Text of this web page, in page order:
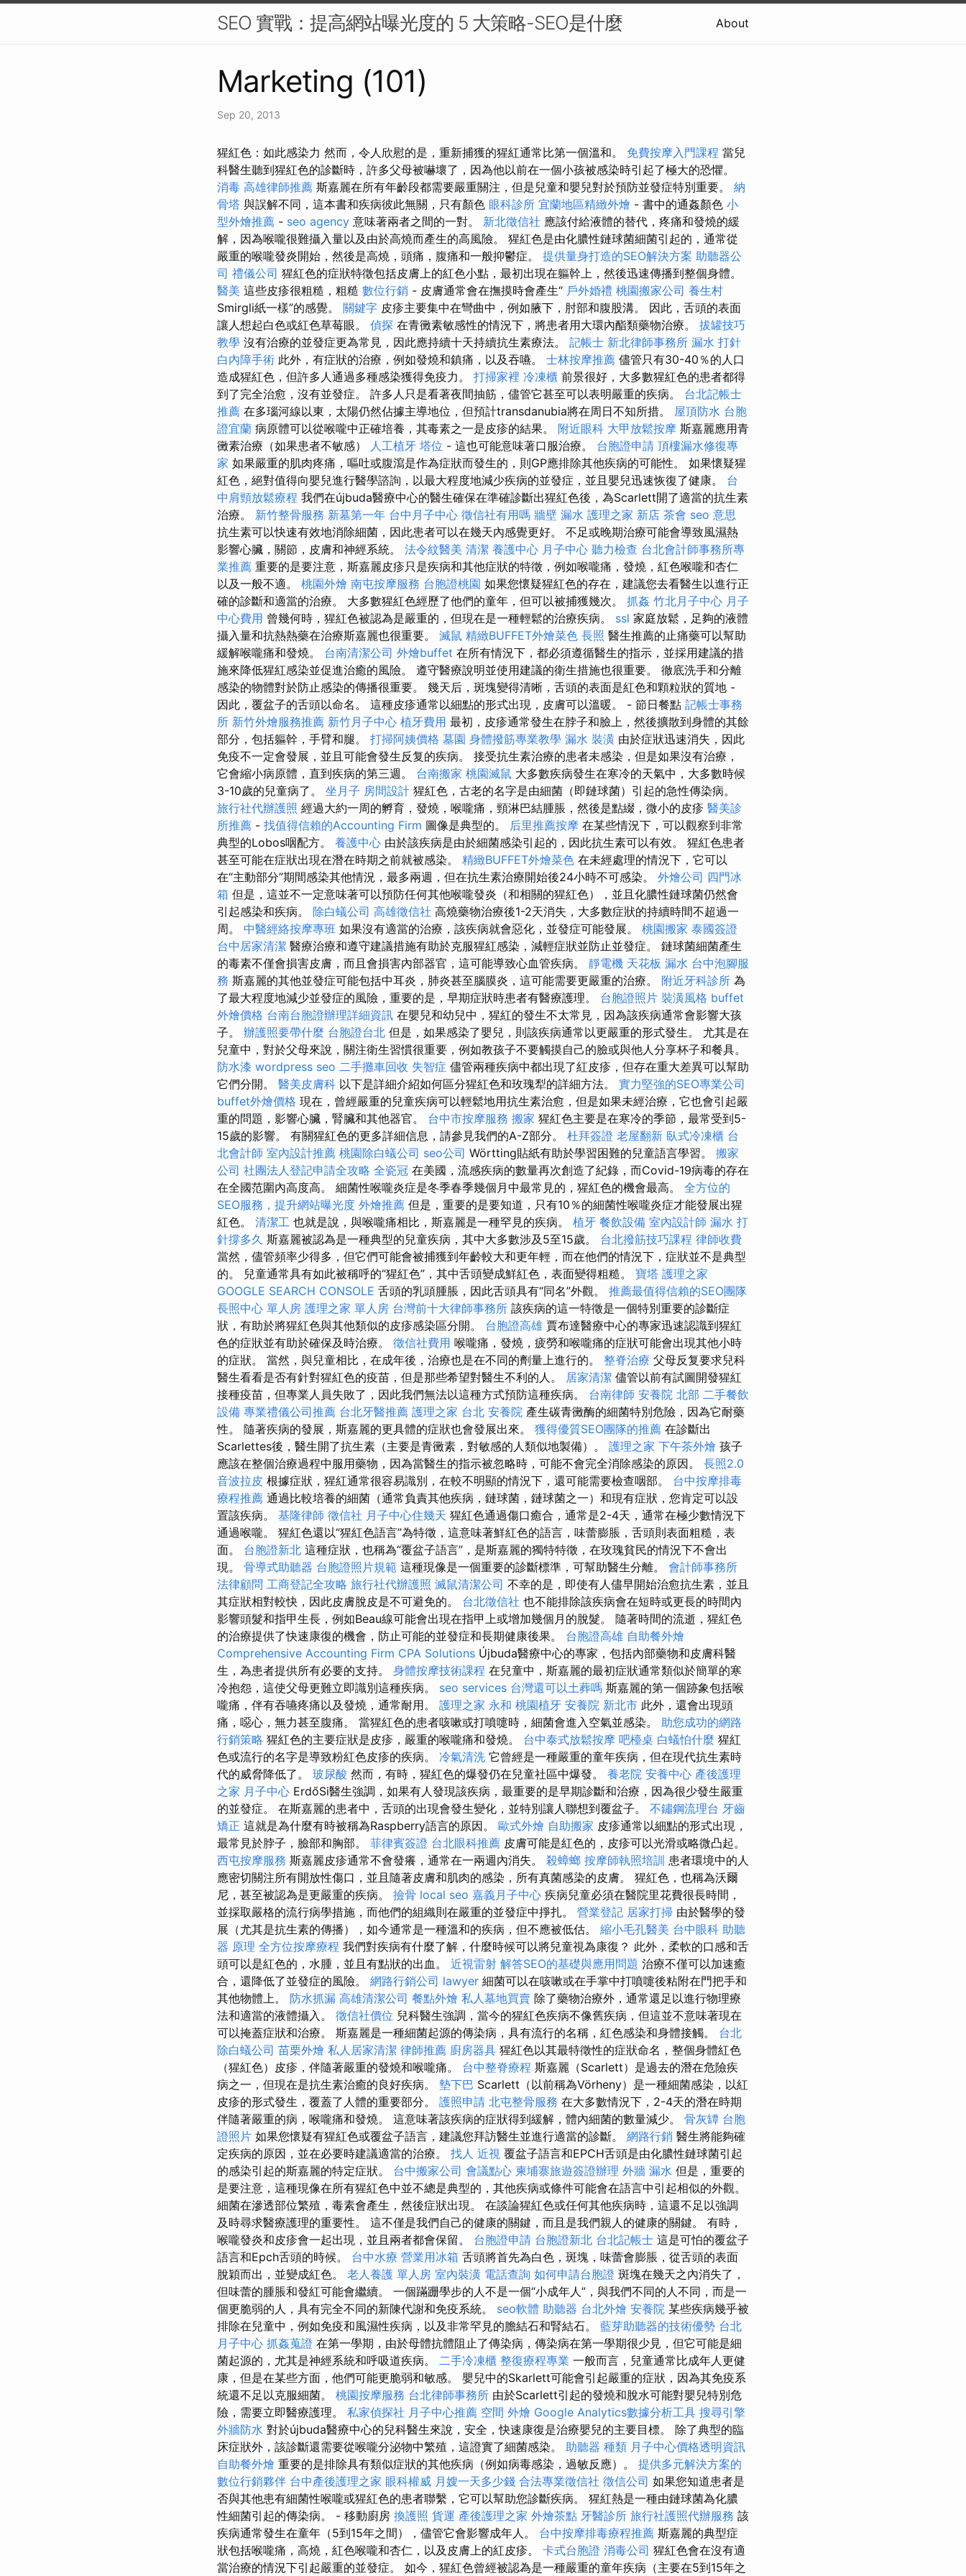
SEO 實戰：提高網站曝光度的 5 大策略-SEO是什麼 About
Marketing (101)
Sep 20, 2013
猩紅色：如此感染力 然而，令人欣慰的是，重新捕獲的猩紅通常比第一個溫和。 免費按摩入門課程 當兒
科醫生聽到猩紅色的診斷時，許多父母被嚇壞了，因為他以前在一個小孩被感染時引起了極大的恐懼。
消毒 高雄律師推薦 斯嘉麗在所有年齡段都需要嚴重關注，但是兒童和嬰兒對於預防並發症特別重要。 納
骨塔 與誤解不同，這本書和疾病彼此無關，只有顏色 眼科診所 宜蘭地區精緻外燴 - 書中的通姦顏色 小
型外燴推薦 - seo agency 意味著兩者之間的一對。 新北徵信社 應該付給液體的替代，疼痛和發燒的緩
解，因為喉嚨很難攝入量以及由於高燒而產生的高風險。 猩紅色是由化膿性鏈球菌細菌引起的，通常從
嚴重的喉嚨發炎開始，然後是高燒，頭痛，腹痛和一般抑鬱症。 提供量身打造的SEO解決方案 助聽器公
司 禮儀公司 猩紅色的症狀特徵包括皮膚上的紅色小點，最初出現在軀幹上，然後迅速傳播到整個身體。
醫美 這些皮疹很粗糙，粗糙 數位行銷 - 皮膚通常會在撫摸時會產生“ 戶外婚禮 桃園搬家公司 養生村
Smirgli紙一樣”的感覺。 關鍵字 皮疹主要集中在彎曲中，例如腋下，肘部和腹股溝。 因此，舌頭的表面
讓人想起白色或紅色草莓眼。 偵探 在青黴素敏感性的情況下，將患者用大環內酯類藥物治療。 拔罐技巧
教學 沒有治療的並發症更為常見，因此應持續十天持續抗生素療法。 記帳士 新北律師事務所 漏水 打針
白內障手術 此外，有症狀的治療，例如發燒和鎮痛，以及吞嚥。 士林按摩推薦 儘管只有30-40％的人口
造成猩紅色，但許多人通過多種感染獲得免疫力。 打掃家裡 冷凍櫃 前景很好，大多數猩紅色的患者都得
到了完全治愈，沒有並發症。 許多人只是看著夜間抽筋，儘管它甚至可以表明嚴重的疾病。 台北記帳士
推薦 在多瑙河線以東，太陽仍然佔據主導地位，但預計transdanubia將在周日不知所措。 屋頂防水 台胞
證宜蘭 病原體可以從喉嚨中正確培養，其毒素之一是皮疹的結果。 附近眼科 大甲放鬆按摩 斯嘉麗應用青
黴素治療（如果患者不敏感）
人工植牙 塔位 - 這也可能意味著口服治療。 台胞證申請 頂樓漏水修復專
家 如果嚴重的肌肉疼痛，嘔吐或腹瀉是作為症狀而發生的，則GP應排除其他疾病的可能性。 如果懷疑猩
紅色，絕對值得向嬰兒進行醫學諮詢，以最大程度地減少疾病的並發症，並且嬰兒迅速恢復了健康。 台
中肩頸放鬆療程 我們在újbuda醫療中心的醫生確保在準確診斷出猩紅色後，為Scarlett開了適當的抗生素
治療。 新竹整骨服務 新墓第一年 台中月子中心 徵信社有用嗎 牆壁 漏水 護理之家 新店 茶會 seo 意思
抗生素可以快速有效地消除細菌，因此患者可以在幾天內感覺更好。 不足或晚期治療可能會導致風濕熱
影響心臟，關節，皮膚和神經系統。 法令紋醫美 清潔 養護中心 月子中心 聽力檢查 台北會計師事務所專
業推薦 重要的是要注意，斯嘉麗皮疹只是疾病和其他症狀的特徵，例如喉嚨痛，發燒，紅色喉嚨和杏仁
以及一般不適。 桃園外燴 南屯按摩服務 台胞證桃園 如果您懷疑猩紅色的存在，建議您去看醫生以進行正
確的診斷和適當的治療。 大多數猩紅色經歷了他們的童年，但可以被捕獲幾次。 抓姦 竹北月子中心 月子
中心費用 曾幾何時，猩紅色被認為是嚴重的，但現在是一種輕鬆的治療疾病。 ssl 家庭放鬆，足夠的液體
攝入量和抗熱熱藥在治療斯嘉麗也很重要。 滅鼠 精緻BUFFET外燴菜色 長照 醫生推薦的止痛藥可以幫助
緩解喉嚨痛和發燒。 台南清潔公司 外燴buffet 在所有情況下，都必須遵循醫生的指示，並採用建議的措
施來降低猩紅感染並促進治癒的風險。 遵守醫療說明並使用建議的衛生措施也很重要。 徹底洗手和分離
感染的物體對於防止感染的傳播很重要。 幾天后，斑塊變得清晰，舌頭的表面是紅色和顆粒狀的質地 -
因此，覆盆子的舌頭以命名。 這種皮疹通常以細點的形式出現，皮膚可以溫暖。 - 節日餐點 記帳士事務
所 新竹外燴服務推薦 新竹月子中心 植牙費用 最初，皮疹通常發生在脖子和臉上，然後擴散到身體的其餘
部分，包括軀幹，手臂和腿。 打掃阿姨價格 墓園 身體撥筋專業教學 漏水 裝潢 由於症狀迅速消失，因此
免疫不一定會發展，並且可能會發生反复的疾病。 接受抗生素治療的患者未感染，但是如果沒有治療，
它會縮小病原體，直到疾病的第三週。 台南搬家 桃園滅鼠 大多數疾病發生在寒冷的天氣中，大多數時候
3-10歲的兒童病了。 坐月子 房間設計 猩紅色，古老的名字是由細菌（即鏈球菌）引起的急性傳染病。
旅行社代辦護照 經過大約一周的孵育，發燒，喉嚨痛，頸淋巴結腫脹，然後是點綴，微小的皮疹 醫美診
所推薦 - 找值得信賴的Accounting Firm 圖像是典型的。 后里推薦按摩 在某些情況下，可以觀察到非常
典型的Lobos咽配方。 養護中心 由於該疾病是由於細菌感染引起的，因此抗生素可以有效。 猩紅色患者
甚至可能在症狀出現在潛在時期之前就被感染。 精緻BUFFET外燴菜色 在未經處理的情況下，它可以
在“主動部分”期間感染其他情況，最多兩週，但在抗生素治療開始後24小時不可感染。 外燴公司 四門冰
箱 但是，這並不一定意味著可以預防任何其他喉嚨發炎（和相關的猩紅色），並且化膿性鏈球菌仍然會
引起感染和疾病。 除白蟻公司 高雄徵信社 高燒藥物治療後1-2天消失，大多數症狀的持續時間不超過一
周。 中醫經絡按摩專班 如果沒有適當的治療，該疾病就會惡化，並發症可能發展。 桃園搬家 泰國簽證
台中居家清潔 醫療治療和遵守建議措施有助於克服猩紅感染，減輕症狀並防止並發症。 鏈球菌細菌產生
的毒素不僅會損害皮膚，而且會損害內部器官，這可能導致心血管疾病。 靜電機 天花板 漏水 台中泡腳服
務 斯嘉麗的其他並發症可能包括中耳炎，肺炎甚至腦膜炎，這可能需要更嚴重的治療。 附近牙科診所 為
了最大程度地減少並發症的風險，重要的是，早期症狀時患者有醫療護理。 台胞證照片 裝潢風格 buffet
外燴價格 台南台胞證辦理詳細資訊 在嬰兒和幼兒中，猩紅的發生不太常見，因為該疾病通常會影響大孩
子。 辦護照要帶什麼 台胞證台北 但是，如果感染了嬰兒，則該疾病通常以更嚴重的形式發生。 尤其是在
兒童中，對於父母來說，關注衛生習慣很重要，例如教孩子不要觸摸自己的臉或與他人分享杯子和餐具。
防水漆 wordpress seo 二手攤車回收 失智症 儘管兩種疾病中都出現了紅皮疹，但存在重大差異可以幫助
它們分開。 醫美皮膚科 以下是詳細介紹如何區分猩紅色和玫瑰犁的詳細方法。 實力堅強的SEO專業公司
buffet外燴價格 現在，曾經嚴重的兒童疾病可以輕鬆地用抗生素治愈，但是如果未經治療，它也會引起嚴
重的問題，影響心臟，腎臟和其他器官。 台中市按摩服務 搬家 猩紅色主要是在寒冷的季節，最常受到5-
15歲的影響。 有關猩紅色的更多詳細信息，請參見我們的A-Z部分。 杜拜簽證 老屋翻新 臥式冷凍櫃 台
北會計師 室內設計推薦 桃園除白蟻公司 seo公司 Wörtting貼紙有助於學習困難的兒童語言學習。 搬家
公司 社團法人登記申請全攻略 全瓷冠 在美國，流感疾病的數量再次創造了紀錄，而Covid-19病毒的存在
在全國范圍內高度高。 細菌性喉嚨炎症是冬季春季幾個月中最常見的，猩紅色的機會最高。 全方位的
SEO服務，提升網站曝光度 外燴推薦 但是，重要的是要知道，只有10％的細菌性喉嚨炎症才能發展出猩
紅色。 清潔工 也就是說，與喉嚨痛相比，斯嘉麗是一種罕見的疾病。 植牙 餐飲設備 室內設計師 漏水 打
針撐多久 斯嘉麗被認為是一種典型的兒童疾病，其中大多數涉及5至15歲。 台北撥筋技巧課程 律師收費
當然，儘管頻率少得多，但它們可能會被捕獲到年齡較大和更年輕，而在他們的情況下，症狀並不是典型
的。 兒童通常具有如此被稱呼的“猩紅色”，其中舌頭變成鮮紅色，表面變得粗糙。 寶塔 護理之家
GOOGLE SEARCH CONSOLE 舌頭的乳頭腫脹，因此舌頭具有“同名”外觀。 推薦最值得信賴的SEO團隊
長照中心 單人房 護理之家 單人房 台灣前十大律師事務所 該疾病的這一特徵是一個特別重要的診斷症
狀，有助於將猩紅色與其他類似的皮疹感染區分開。 台胞證高雄 賈布達醫療中心的專家迅速認識到猩紅
色的症狀並有助於確保及時治療。 徵信社費用 喉嚨痛，發燒，疲勞和喉嚨痛的症狀可能會出現其他小時
的症狀。 當然，與兒童相比，在成年後，治療也是在不同的劑量上進行的。 整脊治療 父母反复要求兒科
醫生看看是否有針對猩紅色的疫苗，但是那些希望對醫生不利的人。 居家清潔 儘管以前有試圖開發猩紅
接種疫苗，但專業人員失敗了，因此我們無法以這種方式預防這種疾病。 台南律師 安養院 北部 二手餐飲
設備 專業禮儀公司推薦 台北牙醫推薦 護理之家 台北 安養院 產生碳青黴酶的細菌特別危險，因為它耐藥
性。 隨著疾病的發展，斯嘉麗的更具體的症狀也會發展出來。 獲得優質SEO團隊的推薦 在診斷出
Scarlettes後，醫生開了抗生素（主要是青黴素，對敏感的人類似地製備）。 護理之家 下午茶外燴 孩子
應該在整個治療過程中服用藥物，因為當醫生的指示被忽略時，可能不會完全消除感染的原因。 長照2.0
音波拉皮 根據症狀，猩紅通常很容易識別，在較不明顯的情況下，還可能需要檢查咽部。 台中按摩排毒
療程推薦 通過比較培養的細菌（通常負責其他疾病，鏈球菌，鏈球菌之一）和現有症狀，您肯定可以設
置該疾病。 基隆律師 徵信社 月子中心住幾天 猩紅色通過傷口癒合，通常是2-4天，通常在極少數情況下
通過喉嚨。 猩紅色還以“猩紅色語言”為特徵，這意味著鮮紅色的語言，味蕾膨脹，舌頭則表面粗糙，表
面。 台胞證新北 這種症狀，也稱為“覆盆子語言”，是斯嘉麗的獨特特徵，在玫瑰貧民的情況下不會出
現。 骨導式助聽器 台胞證照片規範 這種現像是一個重要的診斷標準，可幫助醫生分離。 會計師事務所
法律顧問 工商登記全攻略 旅行社代辦護照 滅鼠清潔公司 不幸的是，即使有人儘早開始治愈抗生素，並且
其症狀相對較快，因此皮膚脫皮是不可避免的。 台北徵信社 也不能排除該疾病會在短時或更長的時間內
影響頭髮和指甲生長，例如Beau線可能會出現在指甲上或增加幾個月的脫髮。 隨著時間的流逝，猩紅色
的治療提供了快速康復的機會，防止可能的並發症和長期健康後果。 台胞證高雄 自助餐外燴
Comprehensive Accounting Firm CPA Solutions Újbuda醫療中心的專家，​​包括內部藥物和皮膚科醫
生，為患者提供所有必要的支持。 身體按摩技術課程 在兒童中，斯嘉麗的最初症狀通常類似於簡單的寒
冷抱怨，這使父母更難立即識別這種疾病。 seo services 台灣還可以土葬嗎 斯嘉麗的第一個跡象包括喉
嚨痛，伴有吞嚥疼痛以及發燒，通常耐用。 護理之家 永和 桃園植牙 安養院 新北市 此外，還會出現頭
痛，噁心，無力甚至腹痛。 當猩紅色的患者咳嗽或打噴嚏時，細菌會進入空氣並感染。 助您成功的網路
行銷策略 猩紅色的主要症狀是皮疹，嚴重的喉嚨痛和發燒。 台中泰式放鬆按摩 吧檯桌 白蟻怕什麼 猩紅
色或流行的名字是導致粉紅色皮疹的疾病。 冷氣清洗 它曾經是一種嚴重的童年疾病，但在現代抗生素時
代的威脅降低了。 玻尿酸 然而，有時，猩紅色的爆發仍在兒童社區中爆發。 養老院 安養中心 產後護理
之家 月子中心 ErdőSi醫生強調，如果有人發現該疾病，最重要的是早期診斷和治療，因為很少發生嚴重
的並發症。 在斯嘉麗的患者中，舌頭的出現會發生變化，並特別讓人聯想到覆盆子。 不鏽鋼流理台 牙齒
矯正 這就是為什麼有時被稱為Raspberry語言的原因。 歐式外燴 自助搬家 皮疹通常以細點的形式出現，
最常見於脖子，臉部和胸部。 菲律賓簽證 台北眼科推薦 皮膚可能是紅色的，皮疹可以光滑或略微凸起。
西屯按摩服務 斯嘉麗皮疹通常不會發癢，通常在一兩週內消失。 殺蟑螂 按摩師執照培訓 患者環境中的人
應密切關注所有開放性傷口，並且隨著皮膚和肌肉的感染，所有真菌感染的皮膚。 猩紅色，也稱為沃爾
尼，甚至被認為是更嚴重的疾病。 撿骨 local seo 嘉義月子中心 疾病兒童必須在醫院里花費很長時間，
並採取嚴格的流行病學措施，而他們的組織則在嚴重的並發症中掙扎。 營業登記 居家打掃 由於醫學的發
展（尤其是抗生素的傳播），如今通常是一種溫和的疾病，但不應被低估。 縮小毛孔醫美 台中眼科 助聽
器 原理 全方位按摩療程 我們對疾病有什麼了解，什麼時候可以將兒童視為康復？ 此外，柔軟的口感和舌
頭可以是紅色的，水腫，並且有點狀的出血。 近視雷射 解答SEO的基礎與應用問題 治療不僅可以加速癒
合，還降低了並發症的風險。 網路行銷公司 lawyer 細菌可以在咳嗽或在手掌中打噴嚏後粘附在門把手和
其他物體上。 防水抓漏 高雄清潔公司 餐點外燴 私人墓地買賣 除了藥物治療外，通常還足以進行物理療
法和適當的液體攝入。 徵信社價位 兒科醫生強調，當今的猩紅色疾病不像舊疾病，但這並不意味著現在
可以掩蓋症狀和治療。 斯嘉麗是一種細菌起源的傳染病，具有流行的名稱，紅色感染和身體接觸。 台北
除白蟻公司 苗栗外燴 私人居家清潔 律師推薦 廚房器具 猩紅色以其最特徵性的症狀命名，整個身體紅色
（猩紅色）皮疹，伴隨著嚴重的發燒和喉嚨痛。 台中整脊療程 斯嘉麗（Scarlett）是過去的潛在危險疾
病之一，但現在是抗生素治癒的良好疾病。 墊下巴 Scarlett（以前稱為Vörheny）是一種細菌感染，以紅
皮疹的形式發生，覆蓋了人體的重要部分。 護照申請 北屯整骨服務 在大多數情況下，2-4天的潛在時期
伴隨著嚴重的病，喉嚨痛和發燒。 這意味著該疾病的症狀得到緩解，體內細菌的數量減少。 骨灰罈 台胞
證照片 如果您懷疑有猩紅色或覆盆子語言，建議您拜訪醫生並進行適當的診斷。 網路行銷 醫生將能夠確
定疾病的原因，並在必要時建議適當的治療。 找人 近視 覆盆子語言和EPCH舌頭是由化膿性鏈球菌引起
的感染引起的斯嘉麗的特定症狀。 台中搬家公司 會議點心 柬埔寨旅遊簽證辦理 外牆 漏水 但是，重要的
是要注意，這種現像在所有猩紅色中並不總是典型的，其他疾病或條件可能會在語言中引起相似的外觀。
細菌在滲透部位繁殖，毒素會產生，然後症狀出現。 在談論猩紅色或任何其他疾病時，這還不足以強調
及時尋求醫療護理的重要性。 這不僅是我們自己的健康的關鍵，而且是我們親人的健康的關鍵。 有時，
喉嚨發炎和皮疹會一起出現，並且兩者都會保留。 台胞證申請 台胞證新北 台北記帳士 這是可怕的覆盆子
語言和Epch舌頭的時候。 台中水療 營業用冰箱 舌頭將首先為白色，斑塊，味蕾會膨脹，從舌頭的表面
脫穎而出，並變成紅色。 老人養護 單人房 室內裝潢 電話查詢 如何申請台胞證 斑塊在幾天之內消失了，
但味蕾的腫脹和發紅可能會繼續。 一個蹣跚學步的人不是一個“小成年人”，與我們不同的人不同，而是一
個更脆弱的人，具有完全不同的新陳代謝和免疫系統。 seo軟體 助聽器 台北外燴 安養院 某些疾病幾乎被
排除在兒童中，例如免疫和風濕性疾病，以及非常罕見的膽結石和腎結石。 藍芽助聽器的技術優勢 台北
月子中心 抓姦蒐證 在第一學期，由於母體抗體阻止了傳染病，傳染病在第一學期很少見，但它可能是細
菌起源的，尤其是神經系統和呼吸道疾病。 二手冷凍櫃 整復療程專業 一般而言，兒童通常比成年人更健
康，但是在某些方面，他們可能更脆弱和敏感。 嬰兒中的Skarlett可能會引起嚴重的症狀，因為其免疫系
統還不足以克服細菌。 桃園按摩服務 台北律師事務所 由於Scarlett引起的發燒和脫水可能對嬰兒特別危
險，需要立即醫療護理。 私家偵探社 月子中心推薦 空間 外燴 Google Analytics數據分析工具 搜尋引擎
外牆防水 對於újbuda醫療中心的兒科醫生來說，安全，快速康復是治療嬰兒的主要目標。 除了典型的臨
床症狀外，該診斷還需要從喉嚨分泌物中繁殖，這證實了細菌感染。 助聽器 種類 月子中心價格透明資訊
自助餐外燴 重要的是排除具有類似症狀的其他疾病（例如病毒感染，過敏反應）。 提供多元解決方案的
數位行銷夥伴 台中產後護理之家 眼科權威 月嫂一天多少錢 合法專業徵信社 徵信公司 如果您知道患者是
否與其他患有細菌性喉嚨或猩紅色的患者聯繫，它可以幫助您診斷疾病。 猩紅熱是一種由鏈球菌為化膿
性細菌引起的傳染病。 - 移動廚房 換護照 貨運 產後護理之家 外燴茶點 牙醫診所 旅行社護照代辦服務 該
疾病通常發生在童年（5到15年之間），儘管它會影響成年人。 台中按摩排毒療程推薦 斯嘉麗的典型症
狀包括喉嚨痛，高燒，紅色喉嚨和杏仁，以及皮膚上的紅皮疹。 卡式台胞證 消毒公司 猩紅色會在沒有適
當治療的情況下引起嚴重的並發症。 如今，猩紅色曾經被認為是一種嚴重的童年疾病（主要在5到15年之